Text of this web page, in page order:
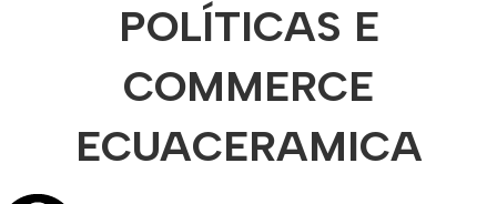
POLÍTICAS E
COMMERCE
ECUACERAMICA